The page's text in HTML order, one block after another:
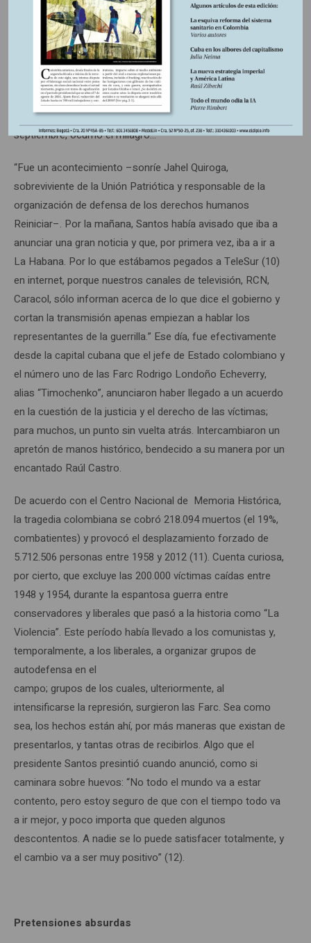
cohesión impresionante –retoma nuestro observador–.
Tiene problemas para informar a sus tropas, porque el
ejército intercepta sus comunicaciones, pero, a lo largo de
este último período, las tuvo constantemente al corriente y
llevó a cabo cambios impresionantes, reemplazando
muchos comandantes del frente y cuadros medios de
perfil ‘militar’ por homólogos más ‘políticos’.” Y, el 23 de
septiembre, ocurrió el milagro…
“Fue un acontecimiento –sonríe Jahel Quiroga,
sobreviviente de la Unión Patriótica y responsable de la
organización de defensa de los derechos humanos
Reiniciar–. Por la mañana, Santos había avisado que iba a
anunciar una gran noticia y que, por primera vez, iba a ir a
La Habana. Por lo que estábamos pegados a TeleSur (10)
en internet, porque nuestros canales de televisión, RCN,
Caracol, sólo informan acerca de lo que dice el gobierno y
cortan la transmisión apenas empiezan a hablar los
representantes de la guerrilla.” Ese día, fue efectivamente
desde la capital cubana que el jefe de Estado colombiano y
el número uno de las Farc Rodrigo Londoño Echeverry,
alias “Timochenko”, anunciaron haber llegado a un acuerdo
en la cuestión de la justicia y el derecho de las víctimas;
para muchos, un punto sin vuelta atrás. Intercambiaron un
apretón de manos histórico, bendecido a su manera por un
encantado Raúl Castro.
De acuerdo con el Centro Nacional de Memoria Histórica,
la tragedia colombiana se cobró 218.094 muertos (el 19%,
combatientes) y provocó el desplazamiento forzado de
5.712.506 personas entre 1958 y 2012 (11). Cuenta curiosa,
por cierto, que excluye las 200.000 víctimas caídas entre
1948 y 1954, durante la espantosa guerra entre
conservadores y liberales que pasó a la historia como “La
Violencia”. Este período había llevado a los comunistas y,
temporalmente, a los liberales, a organizar grupos de
autodefensa en el
campo; grupos de los cuales, ulteriormente, al
intensificarse la represión, surgieron las Farc. Sea como
sea, los hechos están ahí, por más maneras que existan de
presentarlos, y tantas otras de recibirlos. Algo que el
presidente Santos presintió cuando anunció, como si
caminara sobre huevos: “No todo el mundo va a estar
contento, pero estoy seguro de que con el tiempo todo va
a ir mejor, y poco importa que queden algunos
descontentos. A nadie se lo puede satisfacer totalmente, y
el cambio va a ser muy positivo” (12).
Pretensiones absurdas